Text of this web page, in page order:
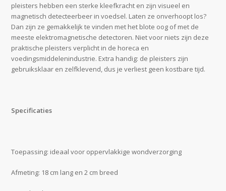
pleisters hebben een sterke kleefkracht en zijn visueel en
magnetisch detecteerbeer in voedsel. Laten ze onverhoopt los?
Dan zijn ze gemakkelijk te vinden met het blote oog of met de
meeste elektromagnetische detectoren. Niet voor niets zijn deze
praktische pleisters verplicht in de horeca en
voedingsmiddelenindustrie. Extra handig: de pleisters zijn
gebruiksklaar en zelfklevend, dus je verliest geen kostbare tijd.
Specificaties
Toepassing: ideaal voor oppervlakkige wondverzorging
Afmeting: 18 cm lang en 2 cm breed